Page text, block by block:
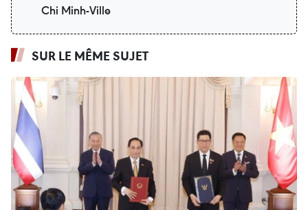
Chi Minh-Ville
SUR LE MÊME SUJET